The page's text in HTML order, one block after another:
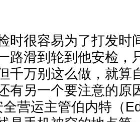
很容易为了打发时
路滑到轮到他安检，
千万别这么做，就算
有另一个要注意的原
营运主管伯内特（